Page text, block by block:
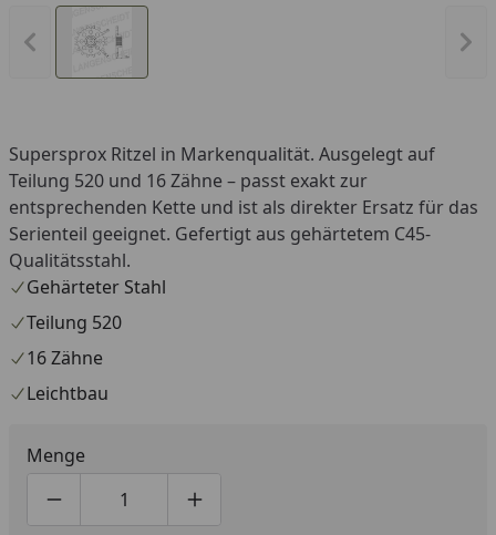
Vorheriges Bild anzeigen
Supersprox Ritzel in Markenqualität. Ausgelegt auf
Teilung 520 und 16 Zähne – passt exakt zur
entsprechenden Kette und ist als direkter Ersatz für das
Serienteil geeignet. Gefertigt aus gehärtetem C45-
Qualitätsstahl.
Gehärteter Stahl
Teilung 520
16 Zähne
Leichtbau
Menge
Produktmenge um eins verringern
Produktmenge manuell eingeben
Produktmenge um eins erhöhen